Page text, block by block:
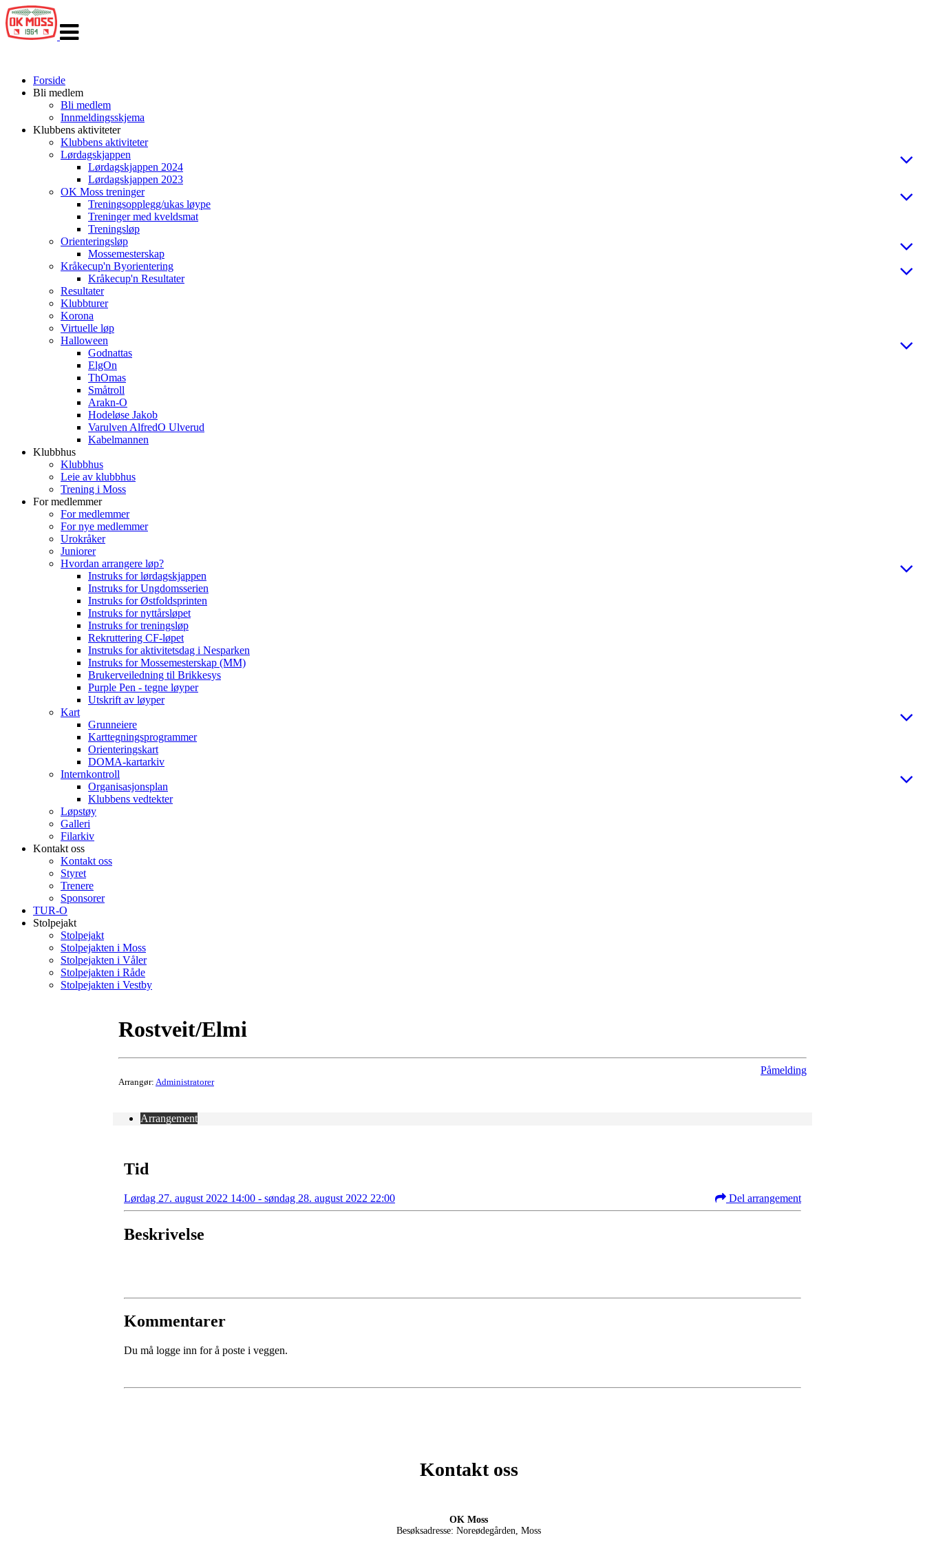
navigasjon
Forside
Bli medlem
Bli medlem
Innmeldingsskjema
Klubbens aktiviteter
Klubbens aktiviteter
Lørdagskjappen
Lørdagskjappen 2024
Lørdagskjappen 2023
OK Moss treninger
Treningsopplegg/ukas løype
Treninger med kveldsmat
Treningsløp
Orienteringsløp
Mossemesterskap
Kråkecup'n Byorientering
Kråkecup'n Resultater
Resultater
Klubbturer
Korona
Virtuelle løp
Halloween
Godnattas
ElgOn
ThOmas
Småtroll
Arakn-O
Hodeløse Jakob
Varulven AlfredO Ulverud
Kabelmannen
Klubbhus
Klubbhus
Leie av klubbhus
Trening i Moss
For medlemmer
For medlemmer
For nye medlemmer
Urokråker
Juniorer
Hvordan arrangere løp?
Instruks for lørdagskjappen
Instruks for Ungdomsserien
Instruks for Østfoldsprinten
Instruks for nyttårsløpet
Instruks for treningsløp
Rekruttering CF-løpet
Instruks for aktivitetsdag i Nesparken
Instruks for Mossemesterskap (MM)
Brukerveiledning til Brikkesys
Purple Pen - tegne løyper
Utskrift av løyper
Kart
Grunneiere
Karttegningsprogrammer
Orienteringskart
DOMA-kartarkiv
Internkontroll
Organisasjonsplan
Klubbens vedtekter
Løpstøy
Galleri
Filarkiv
Kontakt oss
Kontakt oss
Styret
Trenere
Sponsorer
TUR-O
Stolpejakt
Stolpejakt
Stolpejakten i Moss
Stolpejakten i Våler
Stolpejakten i Råde
Stolpejakten i Vestby
Rostveit/Elmi
Arrangør: Administratorer
Påmelding
Arrangement
Tid
Lørdag 27. august 2022 14:00 - søndag 28. august 2022 22:00 Del arrangement
Beskrivelse
Kommentarer
Du må logge inn for å poste i veggen.
Kontakt oss
OK Moss
Besøksadresse: Noreødegården, Moss